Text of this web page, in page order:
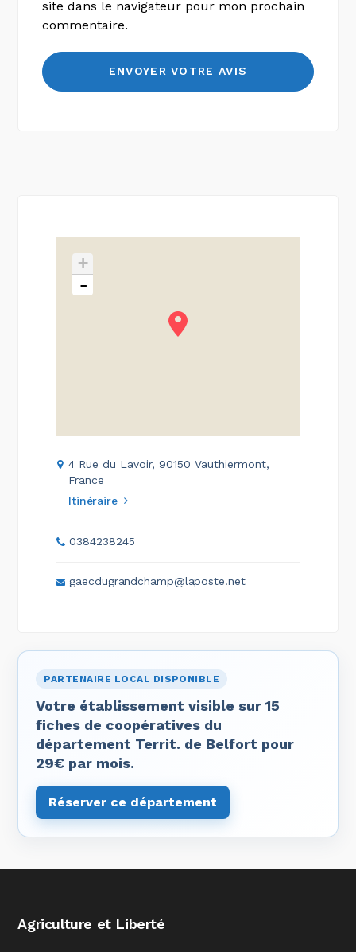
site dans le navigateur pour mon prochain
commentaire.
+
-
4 Rue du Lavoir, 90150 Vauthiermont,
France
Itinéraire
0384238245
gaecdugrandchamp@laposte.net
PARTENAIRE LOCAL DISPONIBLE
Votre établissement visible sur 15
fiches de coopératives du
département Territ. de Belfort pour
29€ par mois.
Réserver ce département
Agriculture et Liberté